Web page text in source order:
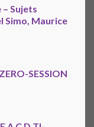
– Sujets
Simo, Maurice
SESSION